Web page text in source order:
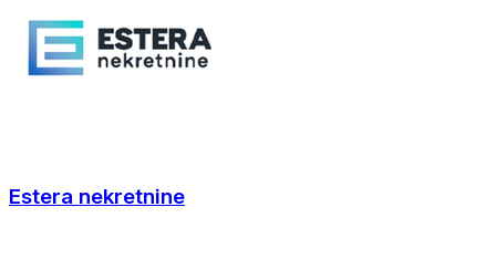
Estera nekretnine